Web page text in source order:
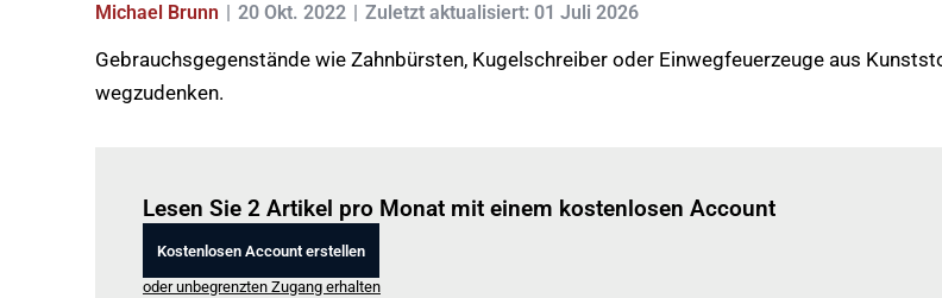
Michael Brunn 20 Okt. 2022 Zuletzt aktualisiert: 01 Juli 2026
Gebrauchsgegenstände wie Zahnbürsten, Kugelschreiber oder Einwegfeuerzeuge aus
wegzudenken.
Lesen Sie 2 Artikel pro Monat mit einem kostenlosen Account
Kostenlosen Account erstellen
oder unbegrenzten Zugang erhalten